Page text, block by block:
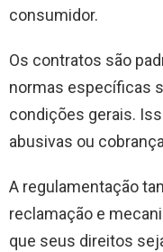
consumidor.
Os contratos são
normas específicas
condições gerais.
abusivas ou
A regulamentação
reclamação e
que seus direitos